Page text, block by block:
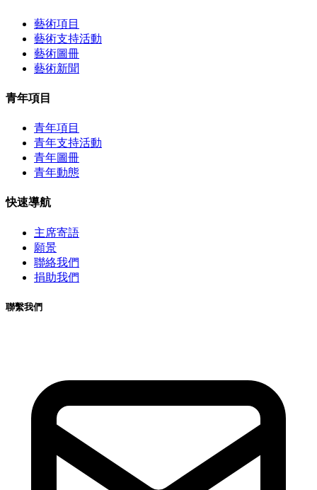
藝術項目
藝術支持活動
藝術圖冊
藝術新聞
青年項目
青年項目
青年支持活動
青年圖冊
青年動態
快速導航
主席寄語
願景
聯絡我們
捐助我們
聯繫我們